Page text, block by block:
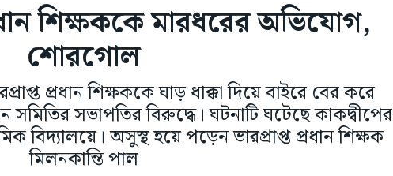
শিক্ষককে মারধরের অভিযোগ,
শোরগোল
প্রধান শিক্ষককে ঘাড় ধাক্কা দিয়ে বাইরে বের করে
সভাপতির বিরুদ্ধে। ঘটনাটি ঘটেছে কাকদ্বীপের
বিদ্যালয়ে। অসুস্থ হয়ে পড়েন ভারপ্রাপ্ত প্রধান শিক্ষক
মিলনকান্তি পাল